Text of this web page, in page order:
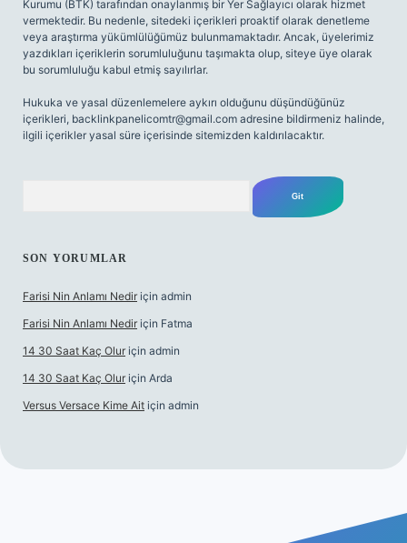
Kurumu (BTK) tarafından onaylanmış bir Yer Sağlayıcı olarak hizmet
vermektedir. Bu nedenle, sitedeki içerikleri proaktif olarak denetleme
veya araştırma yükümlülüğümüz bulunmamaktadır. Ancak, üyelerimiz
yazdıkları içeriklerin sorumluluğunu taşımakta olup, siteye üye olarak
bu sorumluluğu kabul etmiş sayılırlar.
Hukuka ve yasal düzenlemelere aykırı olduğunu düşündüğünüz
içerikleri, backlinkpanelicomtr@gmail.com adresine bildirmeniz halinde,
ilgili içerikler yasal süre içerisinde sitemizden kaldırılacaktır.
SON YORUMLAR
Farisi Nin Anlamı Nedir için admin
Farisi Nin Anlamı Nedir için Fatma
14 30 Saat Kaç Olur için admin
14 30 Saat Kaç Olur için Arda
Versus Versace Kime Ait için admin